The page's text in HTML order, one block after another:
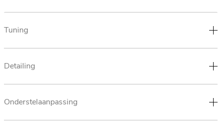
Tuning
Detailing
Onderstelaanpassing